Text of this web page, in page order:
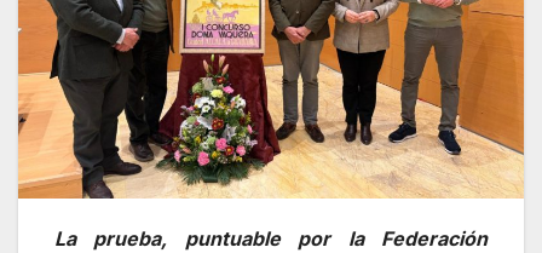
La prueba, puntuable por la Federación